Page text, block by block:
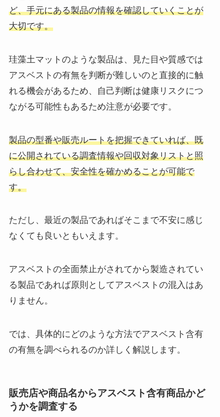
ど、手元にある製品の情報を確認していくことが
大切です。
珪藻土マットのような製品は、見た目や質感では
アスベストの有無を判断が難しいのと直接的に触
れる機会があるため、自己判断は健康リスクにつ
ながる可能性もあるため注意が必要です。
製品の型番や販売ルートを把握できていれば、既
に公開されている調査情報や回収対象リストと照
らし合わせて、安全性を確かめることが可能で
す。
ただし、最近の製品であればそこまで不安に感じ
なくても良いともいえます。
アスベストの全面禁止がされてから製造されてい
る製品であれば原則としてアスベストの混入はあ
りません。
では、具体的にどのような方法でアスベスト含有
の有無を調べられるのか詳しく解説します。
販売店や商品名からアスベスト含有商品かど
うかを調査する